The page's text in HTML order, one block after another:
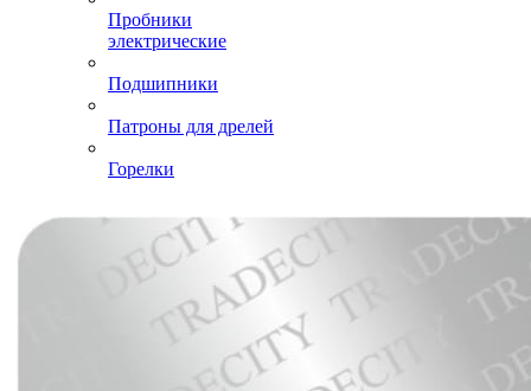
Пробники
электрические
Подшипники
Патроны для дрелей
Горелки